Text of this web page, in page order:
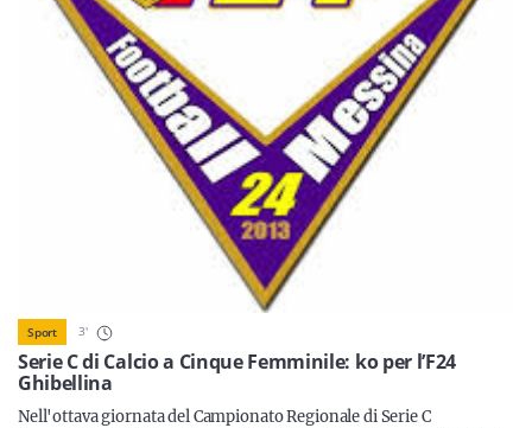
Sicilia
Resta sempre aggiornato con le ultime news, iscriviti alla
nostra newsletter
Iscriviti
Serie C di Calcio a Cinque Femminile: ko per l’F24
Ghibellina
Sport 3'
Nell'ottava giornata del Campionato Regionale di Serie C